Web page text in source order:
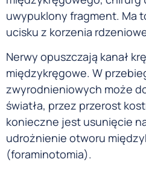
uwypuklony fragment. Ma
ucisku z korzenia
Nerwy opuszczają kanał
międzykręgowe. W
zwyrodnieniowych może
światła, przez przerost
konieczne jest usunięcie
udrożnienie otworu
(foraminotomia).